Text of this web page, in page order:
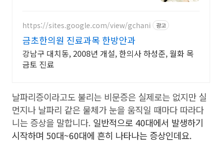
https://sites.google.com/view/gchani 광고
금초한의원 진료과목 한방안과
강남구 대치동, 2008년 개설, 한의사 하성준, 월화 목
금토 진료
날파리증이라고도 불리는 비문증은 실제로는 없지만 실
먼지나 날파리 같은 물체가 눈을 움직일 때마다 따라다
니는 증상을 말합니다. 일반적으로 40대에서 발생하기
시작하며 50대~60대에 흔히 나타나는 증상인데요.